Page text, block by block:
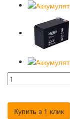
Купить в 1 клик